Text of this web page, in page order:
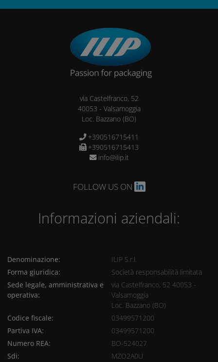
via Castelfranco, 52
40053 - Valsamoggia
Loc. Bazzano (BO)
+390516715411
+390516715413
info@ilip.it
FOLLOW US ON
Informazioni aziendali:
Denominazione:
ILIP S.r.l.
Forma giuridica:
Società responsabilità limitata
Sede legale, amministrativa e
operativa:
via Castelfranco, 52 40053 -
Valsamoggia
Loc. Bazzano (BO)
Codice fiscale:
03499571200
Partiva IVA:
03499571200
Numero REA:
BO-524027
Sdi:
MZO2A0U